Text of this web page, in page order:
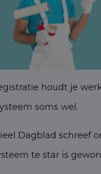
houdt je
soms wel.
Dagblad schreef
te star is